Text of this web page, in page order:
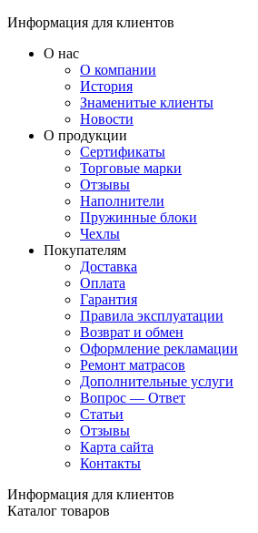
Информация для клиентов
О нас
О компании
История
Знаменитые клиенты
Новости
О продукции
Сертификаты
Торговые марки
Отзывы
Наполнители
Пружинные блоки
Чехлы
Покупателям
Доставка
Оплата
Гарантия
Правила эксплуатации
Возврат и обмен
Оформление рекламации
Ремонт матрасов
Дополнительные услуги
Вопрос — Ответ
Статьи
Отзывы
Карта сайта
Контакты
Информация для клиентов
Каталог товаров